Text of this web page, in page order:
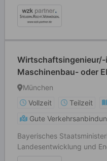
Maschinenbau- oder
oder Physiker/in (m/w/
München
Vollzeit
Teilzeit
Gute
Bayerisches
Landesentwicklung und